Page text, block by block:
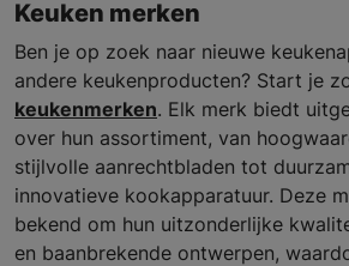
Keuken merken
Ben je op zoek naar nieuwe
andere keukenproducten? Start je
keukenmerken. Elk merk biedt
over hun assortiment, van
stijlvolle aanrechtbladen tot
innovatieve kookapparatuur. Deze
bekend om hun uitzonderlijke
en baanbrekende ontwerpen,